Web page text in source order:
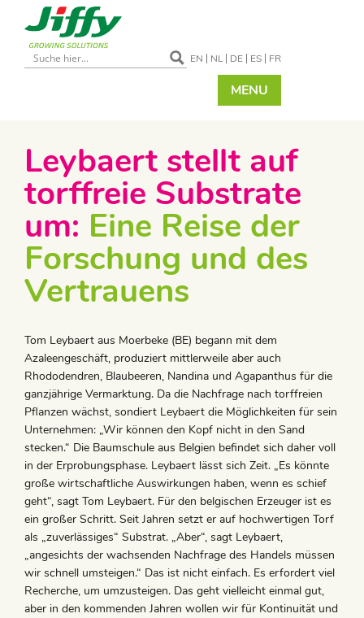
EN NL DE ES FR
MENU
Leybaert stellt auf
torffreie Substrate
um: Eine Reise der
Forschung und des
Vertrauens
Tom Leybaert aus Moerbeke (BE) begann mit dem
Azaleengeschäft, produziert mittlerweile aber auch
Rhododendren, Blaubeeren, Nandina und Agapanthus für die
ganzjährige Vermarktung. Da die Nachfrage nach torffreien
Pflanzen wächst, sondiert Leybaert die Möglichkeiten für sein
Unternehmen: „Wir können den Kopf nicht in den Sand
stecken.“ Die Baumschule aus Belgien befindet sich daher voll
in der Erprobungsphase. Leybaert lässt sich Zeit. „Es könnte
große wirtschaftliche Auswirkungen haben, wenn es schief
geht“, sagt Tom Leybaert. Für den belgischen Erzeuger ist es
ein großer Schritt. Seit Jahren setzt er auf hochwertigen Torf
als „zuverlässiges“ Substrat. „Aber“, sagt Leybaert,
„angesichts der wachsenden Nachfrage des Handels müssen
wir schnell umsteigen.“ Das ist nicht einfach. Es erfordert viel
Recherche, um umzusteigen. Das geht vielleicht einmal gut,
aber in den kommenden Jahren wollen wir für Kontinuität und